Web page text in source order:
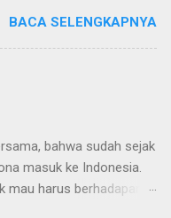
yang kamu lakukan
tapi untuk Tuhan, maka
yang melimpah,
yang lain.
pelajaran yang didapat
peningkatan. Berfikir
BACA SELENGKAPNYA
bahwa sudah sejak
masuk ke Indonesia.
harus berhadapan